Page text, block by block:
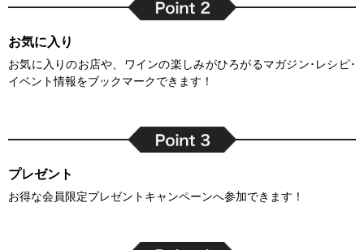
お気に入り
お気に入りのお店や、ワインの楽しみがひろがるマガジン･レシピ･
イベント情報をブックマークできます！
プレゼント
お得な会員限定プレゼントキャンペーンへ参加できます！